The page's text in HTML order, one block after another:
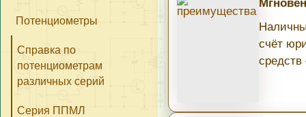
счёт
Потенциометры
Справка по
потенциометрам
различных серий
Серия ППМЛ